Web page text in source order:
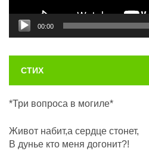
00:00
СТИХ
*Три вопроса в могиле*
Живот набит,а сердце стонет,
В дунье кто меня догонит?!